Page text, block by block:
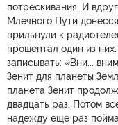
потрескивания. И
Млечного Пути
прильнули к
прошептал один из
записывать: «Вни...
Зенит для планеты
планета Зенит
двадцать раз. Потом
надежду еще раз